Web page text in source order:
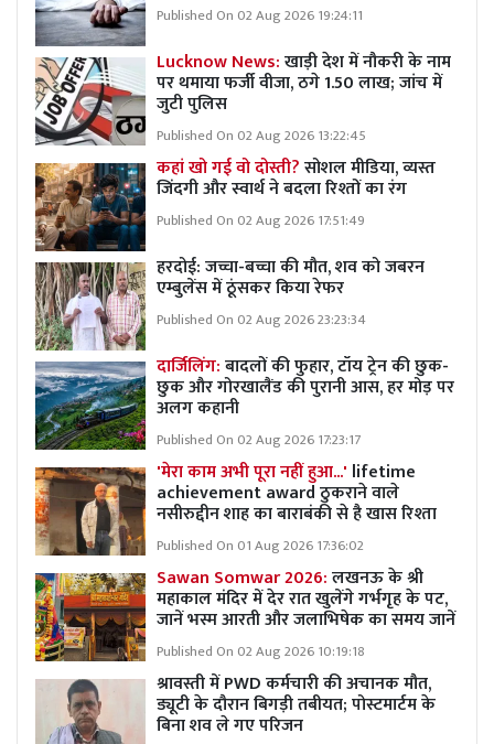
Published On 02 Aug 2026 19:24:11
Lucknow News:खाड़ी देश में नौकरी के नाम
पर थमाया फर्जी वीजा, ठगे 1.50 लाख; जांच में
जुटी पुलिस
Published On 02 Aug 2026 13:22:45
कहां खो गई वो दोस्ती?सोशल मीडिया, व्यस्त
जिंदगी और स्वार्थ ने बदला रिश्तों का रंग
Published On 02 Aug 2026 17:51:49
हरदोई: जच्चा-बच्चा की मौत, शव को जबरन
एम्बुलेंस में ठूंसकर किया रेफर
Published On 02 Aug 2026 23:23:34
दार्जिलिंग:बादलों की फुहार, टॉय ट्रेन की छुक-
छुक और गोरखालैंड की पुरानी आस, हर मोड़ पर
अलग कहानी
Published On 02 Aug 2026 17:23:17
'मेरा काम अभी पूरा नहीं हुआ...' lifetime
achievement award ठुकराने वाले
नसीरुद्दीन शाह का बाराबंकी से है खास रिश्ता
Published On 01 Aug 2026 17:36:02
Sawan Somwar 2026:लखनऊ के श्री
महाकाल मंदिर में देर रात खुलेंगे गर्भगृह के पट,
जानें भस्म आरती और जलाभिषेक का समय जानें
Published On 02 Aug 2026 10:19:18
श्रावस्ती में PWD कर्मचारी की अचानक मौत,
ड्यूटी के दौरान बिगड़ी तबीयत; पोस्टमार्टम के
बिना शव ले गए परिजन